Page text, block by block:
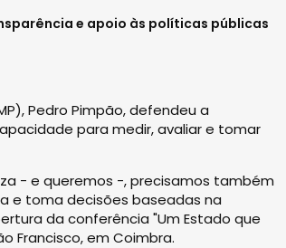
e apoio às políticas públicas
Pedro Pimpão, defendeu a
para medir, avaliar e tomar
- e queremos -, precisamos também
e toma decisões baseadas na
da conferência "Um Estado que
Francisco, em Coimbra.